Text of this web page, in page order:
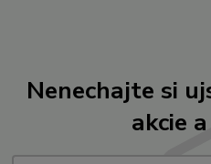
Nenechajte si
akcie